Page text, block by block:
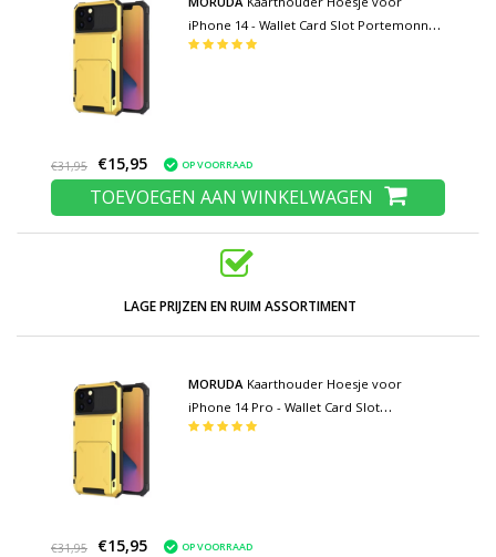
iPhone 14 - Wallet Card Slot Portemonnee
Flip Cover Case - Geel
€31,95 €15,95 OP VOORRAAD
TOEVOEGEN AAN WINKELWAGEN
LAGE PRIJZEN EN RUIM ASSORTIMENT
MORUDA Kaarthouder Hoesje voor
iPhone 14 Pro - Wallet Card Slot
Portemonnee Flip Cover Case - Geel
€31,95 €15,95 OP VOORRAAD